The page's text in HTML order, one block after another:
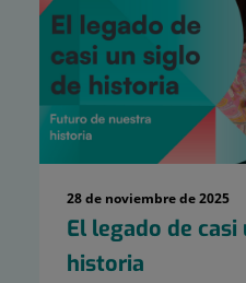
28 de noviembre de 2025
El legado de
historia